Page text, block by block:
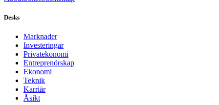
Desks
Marknader
Investeringar
Privatekonomi
Entreprenörskap
Ekonomi
Teknik
Karriär
Åsikt